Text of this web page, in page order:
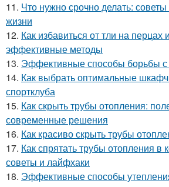
11. Что нужно срочно делать:
жизни
12. Как избавиться от тли на перцах
эффективные методы
13. Эффективные способы борьбы с
14. Как выбрать оптимальные
спортклуба
15. Как скрыть трубы отопления:
современные решения
16. Как красиво скрыть трубы
17. Как спрятать трубы отопления в
советы и лайфхаки
18. Эффективные способы